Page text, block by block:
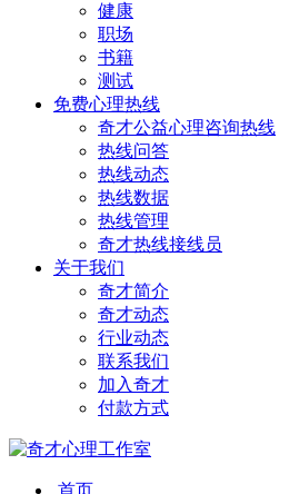
健康
职场
书籍
测试
免费心理热线
奇才公益心理咨询热线
热线问答
热线动态
热线数据
热线管理
奇才热线接线员
关于我们
奇才简介
奇才动态
行业动态
联系我们
加入奇才
付款方式
首页